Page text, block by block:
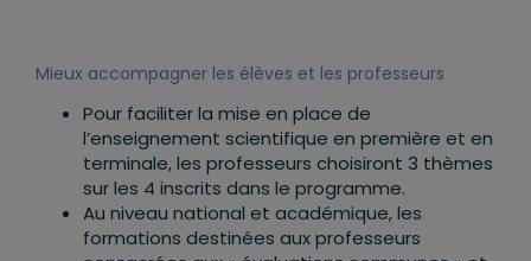
Mieux accompagner les élèves et les professeurs
Pour faciliter la mise en place de
l’enseignement scientifique en première et en
terminale, les professeurs choisiront 3 thèmes
sur les 4 inscrits dans le programme.
Au niveau national et académique, les
formations destinées aux professeurs